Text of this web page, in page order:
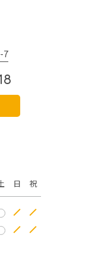
7
日 祝